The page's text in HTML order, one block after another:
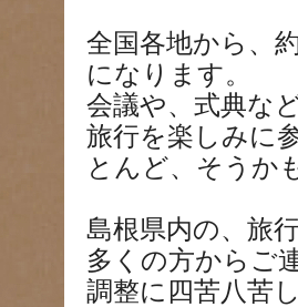
全国各地から、
になります。
会議や、式典な
旅行を楽しみに
とんど、そうか
島根県内の、旅
多くの方からご
調整に四苦八苦